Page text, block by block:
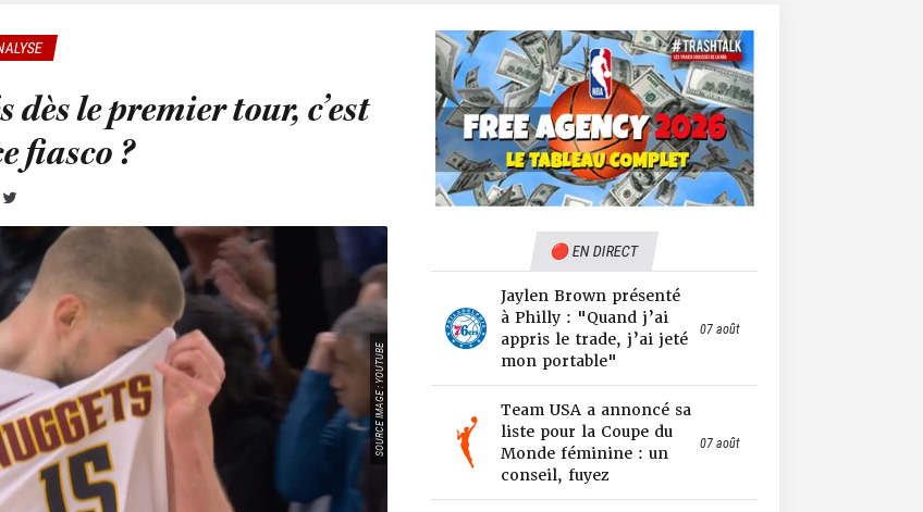
dès le premier tour, c’est
fiasco ?
SOURCE IMAGE : YOUTUBE
🔴 EN DIRECT
Jaylen Brown présenté
à Philly : "Quand j’ai
appris le trade, j’ai jeté
mon portable"
07 août
Team USA a annoncé sa
liste pour la Coupe du
Monde féminine : un
conseil, fuyez
07 août